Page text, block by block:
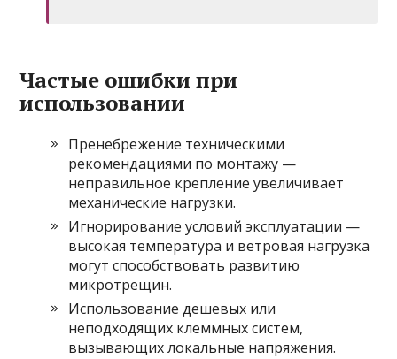
Частые ошибки при
использовании
Пренебрежение техническими
рекомендациями по монтажу —
неправильное крепление увеличивает
механические нагрузки.
Игнорирование условий эксплуатации —
высокая температура и ветровая нагрузка
могут способствовать развитию
микротрещин.
Использование дешевых или
неподходящих клеммных систем,
вызывающих локальные напряжения.